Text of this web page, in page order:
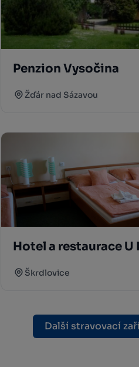
Penzion Vysočina
Žďár nad Sázavou
Hotel a restaurace U
Škrdlovice
Další stravovací